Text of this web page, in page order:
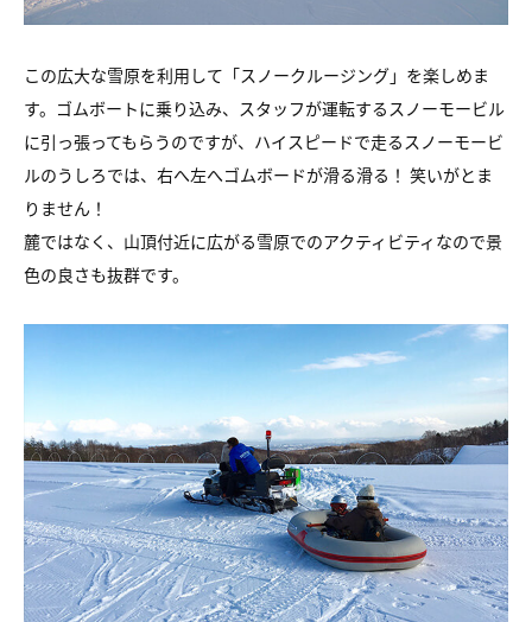
この広大な雪原を利用して「スノークルージング」を楽しめま
す。ゴムボートに乗り込み、スタッフが運転するスノーモービル
に引っ張ってもらうのですが、ハイスピードで走るスノーモービ
ルのうしろでは、右へ左へゴムボードが滑る滑る！ 笑いがとま
りません！
麓ではなく、山頂付近に広がる雪原でのアクティビティなので景
色の良さも抜群です。